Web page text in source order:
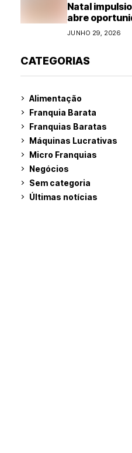
Natal
abre
diversos
JUNHO 29, 2026
CATEGORIAS
Alimentação
Franquia Barata
Franquias Baratas
Máquinas Lucrativas
Micro Franquias
Negócios
Sem categoria
Últimas notícias